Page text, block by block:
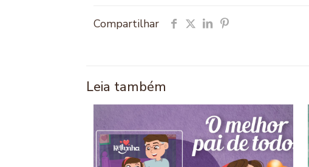
Compartilhar
Leia também